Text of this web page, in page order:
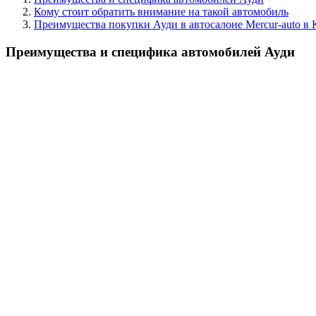
Кому стоит обратить внимание на такой автомобиль
Преимущества покупки Ауди в автосалоне Mercur-auto в
Преимущества и специфика автомобилей Ауди